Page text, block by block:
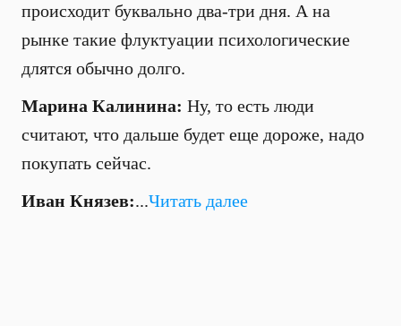
происходит буквально два-три дня. А на
рынке такие флуктуации психологические
длятся обычно долго.
Марина Калинина: Ну, то есть люди
считают, что дальше будет еще дороже, надо
покупать сейчас.
Иван Князев:...Читать далее